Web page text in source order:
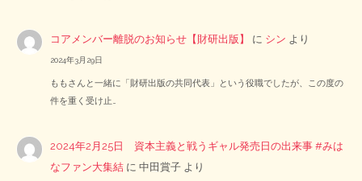
コアメンバー離脱のお知らせ【財研出版】 に シン より
2024年3月29日
ももさんと一緒に「財研出版の共同代表」という役職でしたが、この度の
件を重く受け止…
2024年2月25日 資本主義と戦うギャル発売日の出来事 #みは
なファン大集結 に中田賞子 より